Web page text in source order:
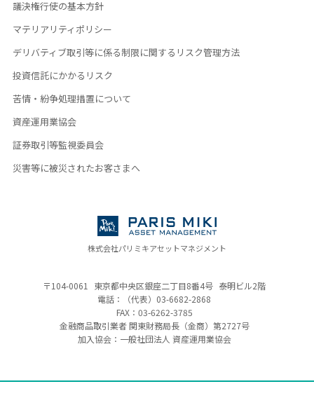
議決権行使の基本方針
マテリアリティポリシー
デリバティブ取引等に係る制限に関するリスク管理方法
投資信託にかかるリスク
苦情・紛争処理措置について
資産運用業協会
証券取引等監視委員会
災害等に被災されたお客さまへ
株式会社パリミキアセットマネジメント
〒104-0061 東京都中央区銀座二丁目8番4号 泰明ビル2階
電話：（代表） 03-6682-2868
FAX：03-6262-3785
金融商品取引業者 関東財務局長（金商） 第2727号
加入協会：一般社団法人 資産運用業協会